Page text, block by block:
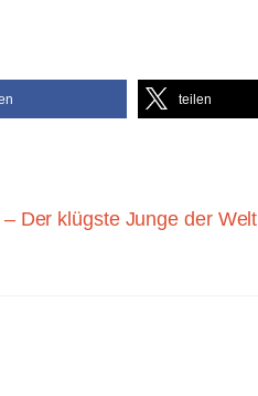
teilen
Der klügste Junge der Welt